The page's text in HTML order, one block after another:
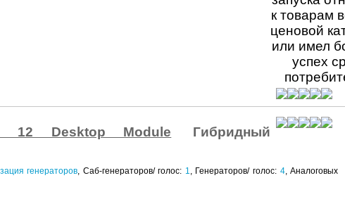
12 Desktop Module
Гибридный
генераторов, Саб-генераторов/ голос: 1, Генераторов/ голос: 4, Аналоговых